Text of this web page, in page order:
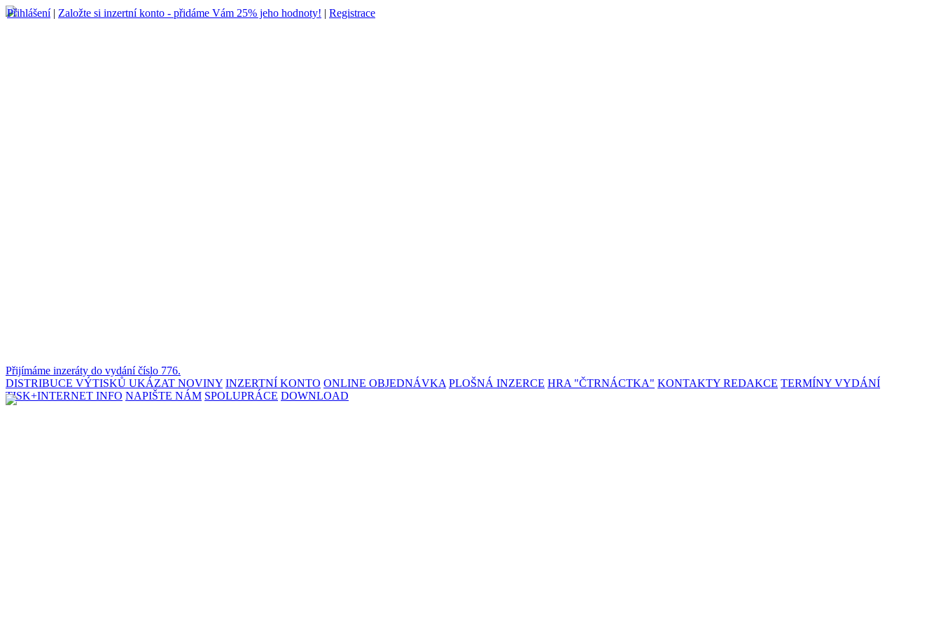
Přihlášení| Založte si inzertní konto - přidáme Vám 25% jeho hodnoty! | Registrace
Přijímáme inzeráty do vydání číslo 776.
DISTRIBUCE VÝTISKŮ UKÁZAT NOVINY INZERTNÍ KONTO ONLINE OBJEDNÁVKA PLOŠNÁ INZERCE HRA "ČTRNÁCTKA" KONTAKTY REDAKCE TERMÍNY VYDÁNÍ
TISK+INTERNET INFO NAPIŠTE NÁM SPOLUPRÁCE DOWNLOAD